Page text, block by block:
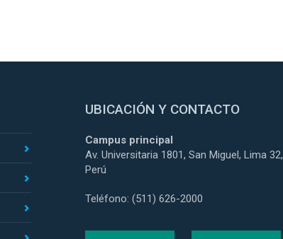
UBICACIÓN Y CONTACTO
Campus principal
Av. Universitaria 1801, San Miguel, Lima 32,
Perú
Teléfono: (511) 626-2000